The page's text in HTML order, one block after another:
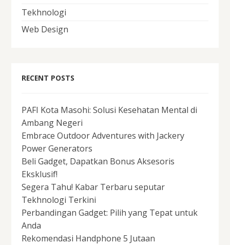
Tekhnologi
Web Design
RECENT POSTS
PAFI Kota Masohi: Solusi Kesehatan Mental di
Ambang Negeri
Embrace Outdoor Adventures with Jackery
Power Generators
Beli Gadget, Dapatkan Bonus Aksesoris
Eksklusif!
Segera Tahu! Kabar Terbaru seputar
Tekhnologi Terkini
Perbandingan Gadget: Pilih yang Tepat untuk
Anda
Rekomendasi Handphone 5 Jutaan